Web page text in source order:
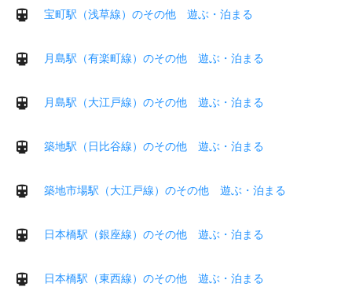
宝町駅（浅草線）のその他 遊ぶ・泊まる
月島駅（有楽町線）のその他 遊ぶ・泊まる
月島駅（大江戸線）のその他 遊ぶ・泊まる
築地駅（日比谷線）のその他 遊ぶ・泊まる
築地市場駅（大江戸線）のその他 遊ぶ・泊まる
日本橋駅（銀座線）のその他 遊ぶ・泊まる
日本橋駅（東西線）のその他 遊ぶ・泊まる